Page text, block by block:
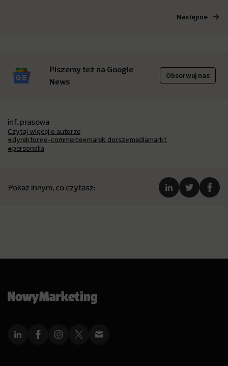
Następne
Piszemy też na Google
News
Obserwuj nas
inf. prasowa
Czytaj więcej o autorze
#dyrektor#e-commerce#marek dorsz#mediamarkt
#personalia
Pokaż innym, co czytasz: